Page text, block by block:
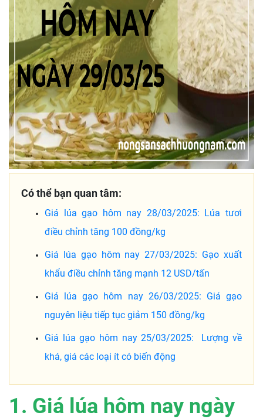
Có thể bạn quan tâm:
Giá lúa gạo hôm nay 28/03/2025: Lúa tươi
điều chỉnh tăng 100 đồng/kg
Giá lúa gạo hôm nay 27/03/2025: Gạo xuất
khẩu điều chỉnh tăng mạnh 12 USD/tấn
Giá lúa gạo hôm nay 26/03/2025: Giá gạo
nguyên liệu tiếp tục giảm 150 đồng/kg
Giá lúa gạo hôm nay 25/03/2025: Lượng về
khá, giá các loại ít có biến động
1. Giá lúa hôm nay ngày